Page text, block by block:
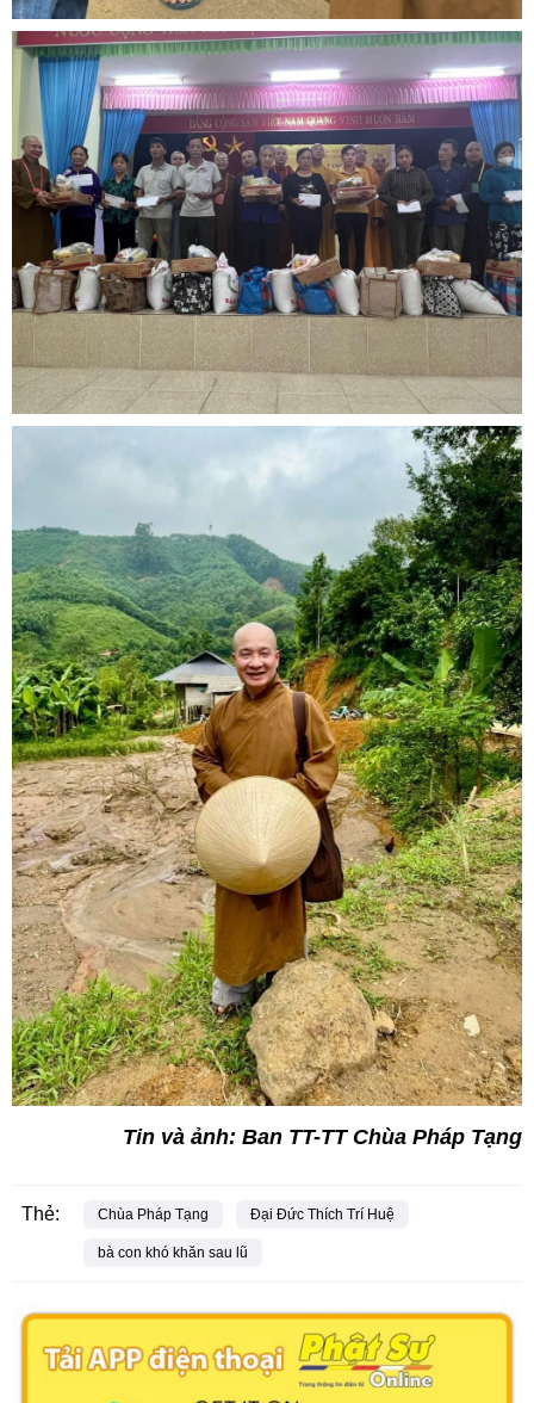
Tin và ảnh: Ban TT-TT Chùa Pháp Tạng
Thẻ: Chùa Pháp Tạng Đại Đức Thích Trí Huệ
bà con khó khăn sau lũ